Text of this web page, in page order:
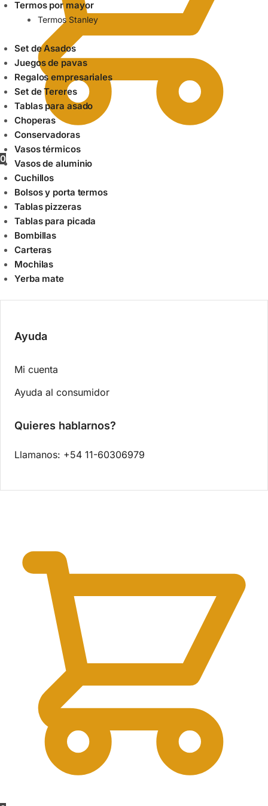
0
Termos por mayor
Termos Stanley
Set de Asados
Juegos de pavas
Regalos empresariales
Set de Tereres
Tablas para asado
Choperas
Conservadoras
Vasos térmicos
Vasos de aluminio
Cuchillos
Bolsos y porta termos
Tablas pizzeras
Tablas para picada
Bombillas
Carteras
Mochilas
Yerba mate
Ayuda
Mi cuenta
Ayuda al consumidor
Quieres hablarnos?
Llamanos: +54 11-60306979